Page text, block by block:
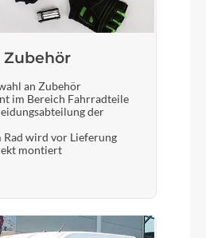
Zubehör
an Zubehör
im Bereich Fahrradteile
der
Rad wird vor Lieferung
montiert